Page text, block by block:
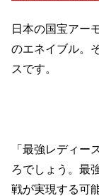
日本の国宝アー
のエネイブル。
スです。
「最強レディー
ろでしょう。最
戦が実現する可